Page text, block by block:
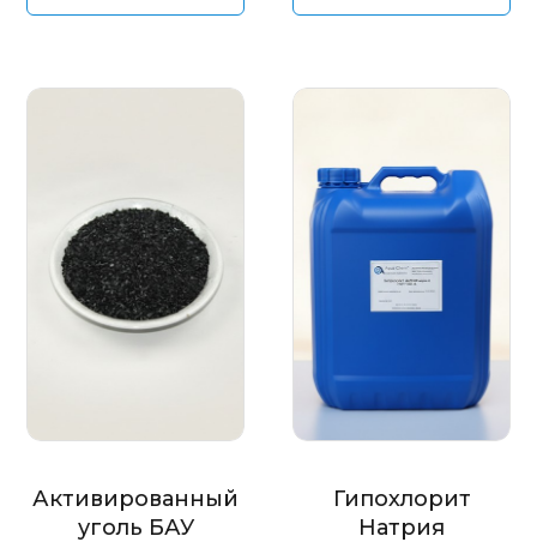
Активированный
уголь БАУ
Гипохлорит
Натрия